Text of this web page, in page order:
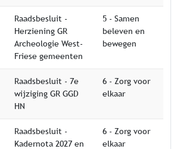
Raadsbesluit -
Herziening GR
Archeologie West-
Friese gemeenten
5 - Samen
beleven en
bewegen
Raadsbesluit - 7e
wijziging GR GGD
HN
6 - Zorg voor
elkaar
Raadsbesluit -
Kadernota 2027 en
6 - Zorg voor
elkaar